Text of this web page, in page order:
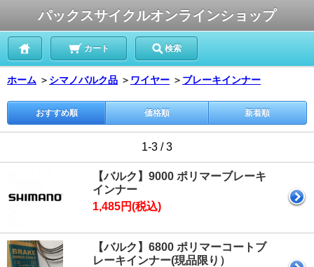
パックスサイクルオンラインショップ
カート 検索
ホーム ＞ シマノバルク品 ＞ ワイヤー ＞ ブレーキインナー
おすすめ順 価格順 新着順
1-3 / 3
【バルク】9000 ポリマーブレーキ
インナー
1,485円(税込)
【バルク】6800 ポリマーコートブ
レーキインナー(現品限り）